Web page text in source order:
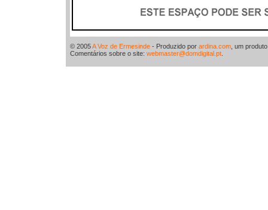
© 2005A Voz de Ermesinde - Produzido por ardina.com , um
Comentários sobre o site: webmaster@domdigital.pt